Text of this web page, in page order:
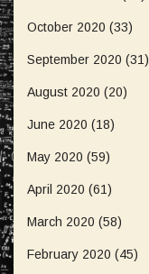
October 2020 (33)
September 2020 (31)
August 2020 (20)
June 2020 (18)
May 2020 (59)
April 2020 (61)
March 2020 (58)
February 2020 (45)